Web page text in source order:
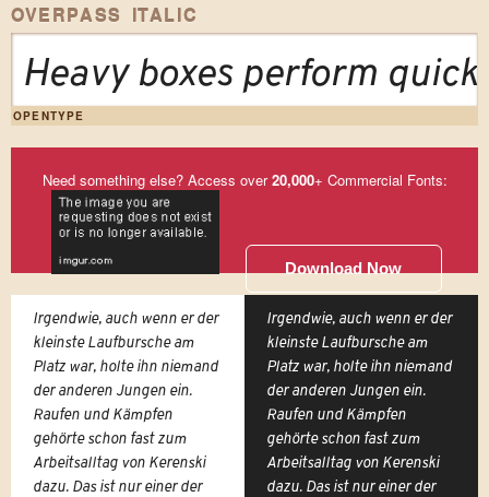
OVERPASS ITALIC
Heavy boxes perform
OPENTYPE
Need something else? Access over20,000+ Commercial Fonts:
Download Now
Irgendwie, auch wenn er der
kleinste Laufbursche am
Platz war, holte ihn niemand
der anderen Jungen ein.
Raufen und Kämpfen
gehörte schon fast zum
Arbeitsalltag von Kerenski
dazu. Das ist nur einer der
Irgendwie, auch wenn er der
kleinste Laufbursche am
Platz war, holte ihn niemand
der anderen Jungen ein.
Raufen und Kämpfen
gehörte schon fast zum
Arbeitsalltag von Kerenski
dazu. Das ist nur einer der